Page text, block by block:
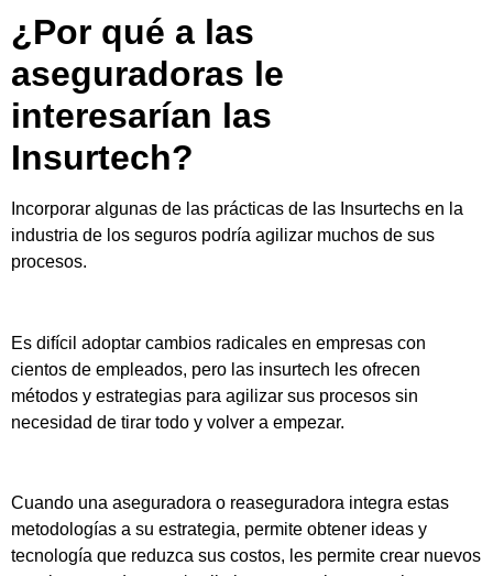
¿Por qué a las
aseguradoras le
interesarían las
Insurtech?
Incorporar algunas de las prácticas de las Insurtechs en la
industria de los seguros podría agilizar muchos de sus
procesos.
Es difícil adoptar cambios radicales en empresas con
cientos de empleados, pero las insurtech les ofrecen
métodos y estrategias para agilizar sus procesos sin
necesidad de tirar todo y volver a empezar.
Cuando una aseguradora o reaseguradora integra estas
metodologías a su estrategia, permite obtener ideas y
tecnología que reduzca sus costos, les permite crear nuevos